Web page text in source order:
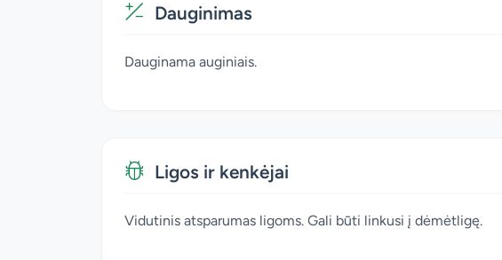
Dauginimas
Dauginama auginiais.
Ligos ir kenkėjai
Vidutinis atsparumas ligoms. Gali būti linkusi į dėmėtligę.